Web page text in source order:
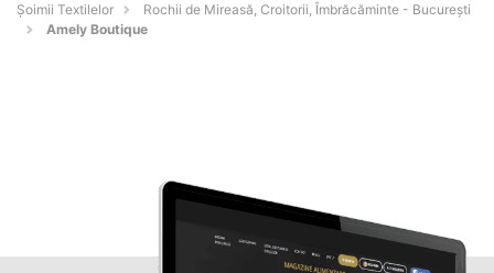
Șoimii Textilelor
Rochii de Mireasă, Croitorii, Îmbrăcăminte - Bucureşti
Amely Boutique